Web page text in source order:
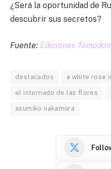
¿Será la oportunidad de
descubrir sus secretos?
Fuente: Ediciones
destacados a white rose
el internado de las flores
asumiko nakamura